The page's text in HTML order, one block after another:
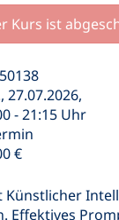
Kurs ist
27.07.2026,
- 21:15 Uhr
€
Effektives